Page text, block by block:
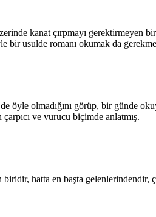
kanat çırpmayı gerektirmeyen
bir usulde romanı okumak da
öyle olmadığını görüp, bir günde
ve vurucu biçimde anlatmış.
hatta en başta gelenlerindendir,